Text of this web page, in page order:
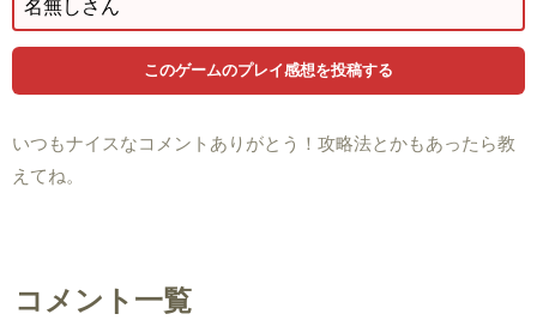
いつもナイスなコメントありがとう！攻略法とかもあったら教
えてね。
コメント一覧